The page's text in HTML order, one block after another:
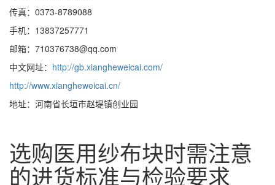
传真：0373-8789088
手机：13837257771
邮箱：710376738@qq.com
中文网址： http://gb.xiangheweicai.com/
http://www.xiangheweicai.cn/
地址：河南省长垣市赵堤镇创业园
选购医用纱布块时需注意
的进货标准与检验要求